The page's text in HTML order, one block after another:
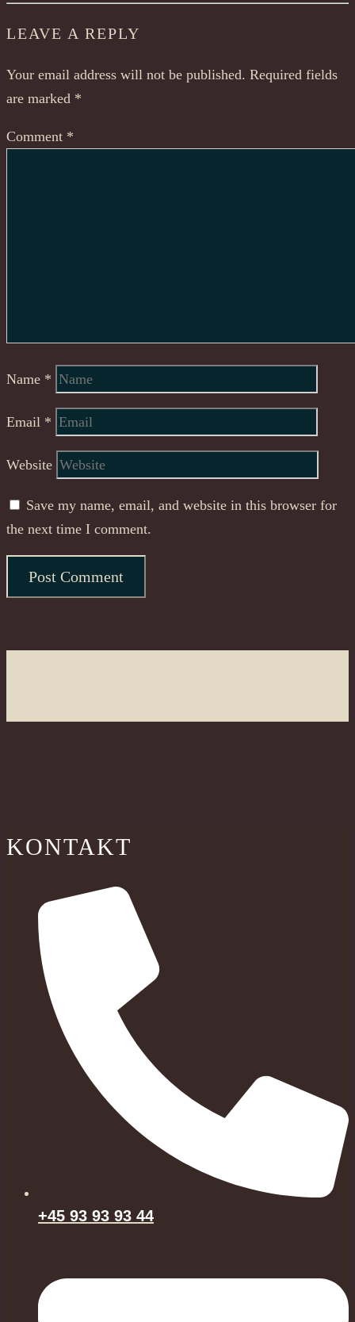
LEAVE A REPLY
Your email address will not be published. Required fields
are marked *
Comment *
Name *
Email *
Website
Save my name, email, and website in this browser for
the next time I comment.
KONTAKT
+45 93 93 93 44